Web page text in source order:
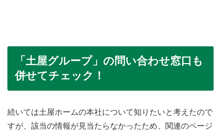
「土屋グループ」の問い合わせ窓口も
併せてチェック！
続いては土屋ホームの本社について知りたいと考えたので
すが、該当の情報が見当たらなかったため、関連のページ